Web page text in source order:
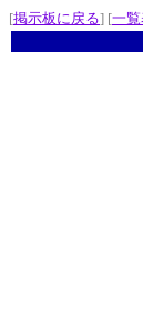
[掲示板に戻る] [一